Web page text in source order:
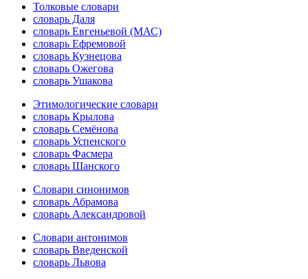
Толковые словари
словарь Даля
словарь Евгеньевой (МАС)
словарь Ефремовой
словарь Кузнецова
словарь Ожегова
словарь Ушакова
Этимологические словари
словарь Крылова
словарь Семёнова
словарь Успенского
словарь Фасмера
словарь Шанского
Словари синонимов
словарь Абрамова
словарь Александровой
Словари антонимов
словарь Введенской
словарь Львова